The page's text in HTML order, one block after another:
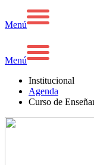
Menú
Menú
Institucional
Agenda
Curso de